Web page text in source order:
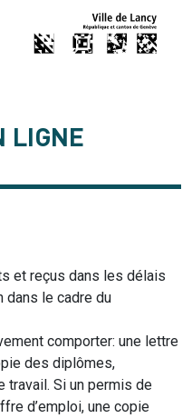
LIGNE
et reçus dans les délais
dans le cadre du
comporter: une lettre
des diplômes,
Si un permis de
d’emploi, une copie